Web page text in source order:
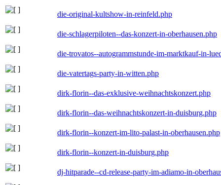
die-original-kultshow-in-reinfeld.php
die-schlagerpiloten--das-konzert-in-oberhausen.php
die-trovatos--autogrammstunde-im-marktkauf-in-
die-vatertags-party-in-witten.php
dirk-florin--das-exklusive-weihnachtskonzert.php
dirk-florin--das-weihnachtskonzert-in-duisburg.php
dirk-florin--konzert-im-lito-palast-in-oberhausen.php
dirk-florin--konzert-in-duisburg.php
dj-hitparade--cd-release-party-im-adiamo-in-